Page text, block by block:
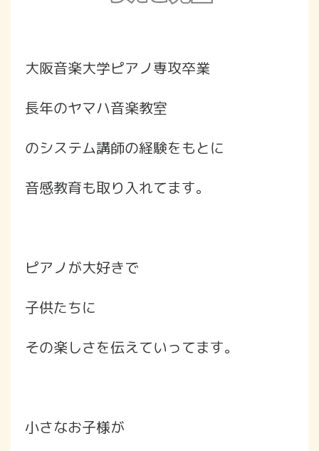
大阪音楽大学ピアノ専攻卒業
長年のヤマハ音楽教室
のシステム講師の経験をもとに
音感教育も取り入れてます。
ピアノが大好きで
子供たちに
その楽しさを伝えていってます。
小さなお子様が